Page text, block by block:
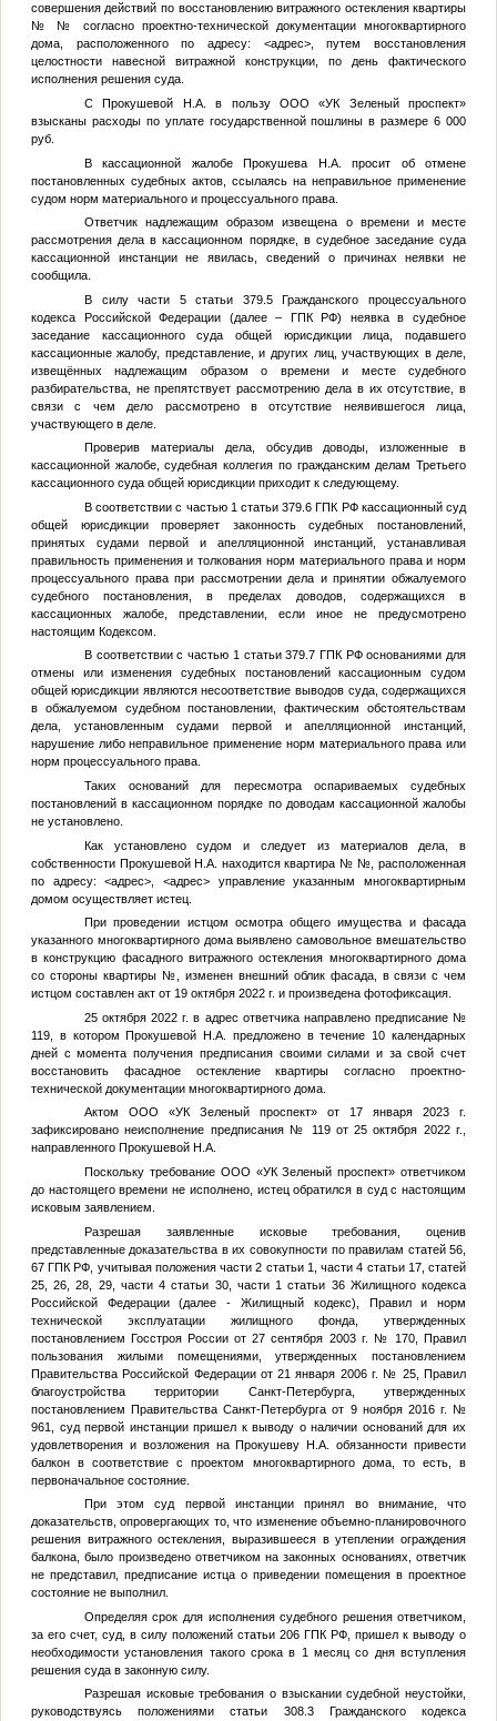
совершения действий по восстановлению витражного остекления квартиры
№ №
согласно проектно-технической документации многоквартирного
дома, расположенного по адресу: <адрес>, путем восстановления
целостности навесной витражной конструкции, по день фактического
исполнения решения суда.
С Прокушевой Н.А. в пользу ООО «УК Зеленый проспект»
взысканы расходы по уплате государственной пошлины в размере 6 000
руб.
В кассационной жалобе Прокушева Н.А. просит об отмене
постановленных судебных актов, ссылаясь на неправильное применение
судом норм материального и процессуального права.
Ответчик надлежащим образом извещена о времени и месте
рассмотрения дела в кассационном порядке, в судебное заседание суда
кассационной инстанции не явилась, сведений о причинах неявки не
сообщила.
В силу части 5 статьи 379.5 Гражданского процессуального
кодекса Российской Федерации (далее – ГПК РФ) неявка в судебное
заседание кассационного суда общей юрисдикции лица, подавшего
кассационные жалобу, представление, и других лиц, участвующих в деле,
извещённых надлежащим образом о времени и месте судебного
разбирательства, не препятствует рассмотрению дела в их отсутствие, в
связи с чем дело рассмотрено в отсутствие неявившегося лица,
участвующего в деле.
Проверив материалы дела, обсудив доводы, изложенные в
кассационной жалобе, судебная коллегия по гражданским делам Третьего
кассационного суда общей юрисдикции приходит к следующему.
В соответствии с частью 1 статьи 379.6 ГПК РФ кассационный суд
общей юрисдикции проверяет законность судебных постановлений,
принятых судами первой и апелляционной инстанций, устанавливая
правильность применения и толкования норм материального права и норм
процессуального права при рассмотрении дела и принятии обжалуемого
судебного постановления, в пределах доводов, содержащихся в
кассационных жалобе, представлении, если иное не предусмотрено
настоящим Кодексом.
В соответствии с частью 1 статьи 379.7 ГПК РФ основаниями для
отмены или изменения судебных постановлений кассационным судом
общей юрисдикции являются несоответствие выводов суда, содержащихся
в обжалуемом судебном постановлении, фактическим обстоятельствам
дела, установленным судами первой и апелляционной инстанций,
нарушение либо неправильное применение норм материального права или
норм процессуального права.
Таких оснований для пересмотра оспариваемых судебных
постановлений в кассационном порядке по доводам кассационной жалобы
не установлено.
Как установлено судом и следует из материалов дела, в
собственности Прокушевой Н.А. находится квартира № № , расположенная
по адресу:<адрес> <адрес> управление указанным многоквартирным
домом осуществляет истец.
При проведении истцом осмотра общего имущества и фасада
указанного многоквартирного дома выявлено самовольное вмешательство
в конструкцию фасадного витражного остекления многоквартирного дома
со стороны квартиры №
, изменен внешний облик фасада, в связи с чем
истцом составлен акт от 19 октября 2022 г. и произведена фотофиксация.
25 октября 2022 г. в адрес ответчика направлено предписание №
119, в котором Прокушевой Н.А. предложено в течение 10 календарных
дней с момента получения предписания своими силами и за свой счет
восстановить фасадное остекление квартиры согласно проектно-
технической документации многоквартирного дома.
Актом ООО «УК Зеленый проспект» от 17 января 2023 г.
зафиксировано неисполнение предписания № 119 от 25 октября 2022 г.,
направленного Прокушевой Н.А.
Поскольку требование ООО «УК Зеленый проспект» ответчиком
до настоящего времени не исполнено, истец обратился в суд с настоящим
исковым заявлением.
Разрешая заявленные исковые требования, оценив
представленные доказательства в их совокупности по правилам статей 56,
67 ГПК РФ, учитывая положения части 2 статьи 1, части 4 статьи 17, статей
25, 26, 28, 29, части 4 статьи 30, части 1 статьи 36 Жилищного кодекса
Российской Федерации (далее - Жилищный кодекс), Правил и норм
технической эксплуатации жилищного фонда, утвержденных
постановлением Госстроя России от 27 сентября 2003 г. № 170, Правил
пользования жилыми помещениями, утвержденных постановлением
Правительства Российской Федерации от 21 января 2006 г. № 25, Правил
благоустройства территории Санкт-Петербурга, утвержденных
постановлением Правительства Санкт-Петербурга от 9 ноября 2016 г. №
961, суд первой инстанции пришел к выводу о наличии оснований для их
удовлетворения и возложения на Прокушеву Н.А. обязанности привести
балкон в соответствие с проектом многоквартирного дома, то есть, в
первоначальное состояние.
При этом суд первой инстанции принял во внимание, что
доказательств, опровергающих то, что изменение объемно-планировочного
решения витражного остекления, выразившееся в утеплении ограждения
балкона, было произведено ответчиком на законных основаниях, ответчик
не представил, предписание истца о приведении помещения в проектное
состояние не выполнил.
Определяя срок для исполнения судебного решения ответчиком,
за его счет, суд, в силу положений статьи 206 ГПК РФ, пришел к выводу о
необходимости установления такого срока в 1 месяц со дня вступления
решения суда в законную силу.
Разрешая исковые требования о взыскании судебной неустойки,
руководствуясь положениями статьи 308.3 Гражданского кодекса